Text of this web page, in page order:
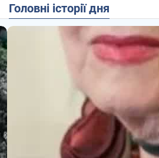
Головні історії дня